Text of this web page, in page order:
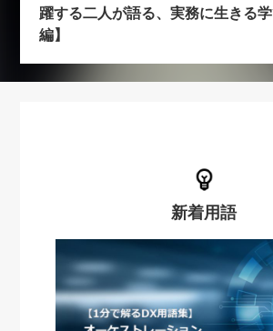
躍する二人が語る、実務に生きる
編】
新着用語